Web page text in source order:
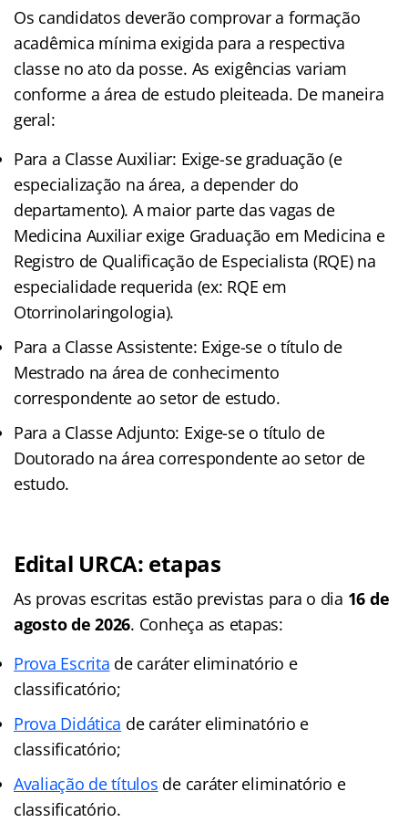
Os candidatos deverão comprovar a formação
acadêmica mínima exigida para a respectiva
classe no ato da posse. As exigências variam
conforme a área de estudo pleiteada. De maneira
geral:
Para a Classe Auxiliar: Exige-se graduação (e
especialização na área, a depender do
departamento). A maior parte das vagas de
Medicina Auxiliar exige Graduação em Medicina e
Registro de Qualificação de Especialista (RQE) na
especialidade requerida (ex: RQE em
Otorrinolaringologia).
Para a Classe Assistente: Exige-se o título de
Mestrado na área de conhecimento
correspondente ao setor de estudo.
Para a Classe Adjunto: Exige-se o título de
Doutorado na área correspondente ao setor de
estudo.
Edital URCA: etapas
As provas escritas estão previstas para o dia 16 de
agosto de 2026. Conheça as etapas:
Prova Escrita de caráter eliminatório e
classificatório;
Prova Didática de caráter eliminatório e
classificatório;
Avaliação de títulos de caráter eliminatório e
classificatório.